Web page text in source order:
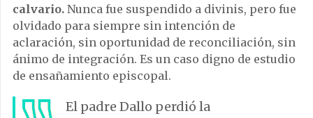
calvario. Nunca fue suspendido a divinis, pero fue
olvidado para siempre sin intención de
aclaración, sin oportunidad de reconciliación, sin
ánimo de integración. Es un caso digno de estudio
de ensañamiento episcopal.
El padre Dallo perdió la